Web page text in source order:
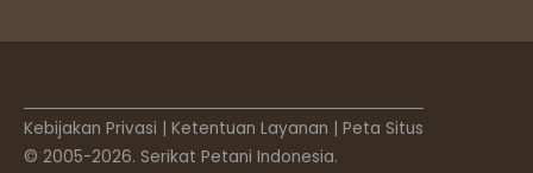
Kebijakan Privasi Ketentuan Layanan
Peta Situs
© 2005-2026. Serikat Petani Indonesia.